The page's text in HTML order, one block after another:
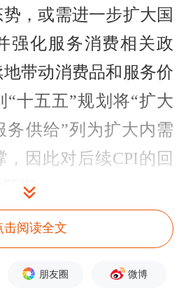
，或需进一步扩大国
强化服务消费相关政
带动消费品和服务价
“十五五”规划将“扩大
务供给”列为扩大内需
因此对后续CPI的回
期。
】11月物价数据解读：
击阅读全文
朋友圈 微博